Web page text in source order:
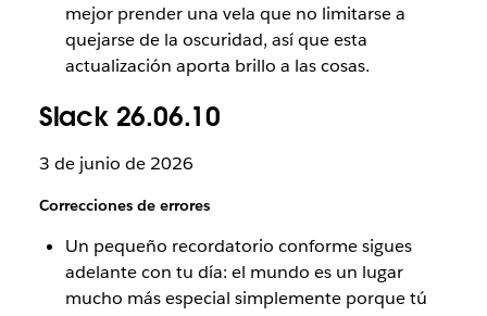
mejor prender una vela que no limitarse a
quejarse de la oscuridad, así que esta
actualización aporta brillo a las cosas.
Slack 26.06.10
3 de junio de 2026
Correcciones de errores
Un pequeño recordatorio conforme sigues
adelante con tu día: el mundo es un lugar
mucho más especial simplemente porque tú